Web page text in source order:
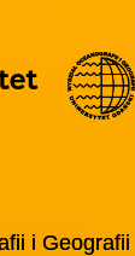
i Geografii